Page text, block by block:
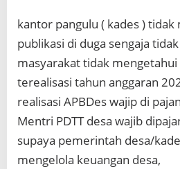
kantor pangulu ( kades ) tidak
publikasi di duga sengaja
masyarakat tidak mengetahui
terealisasi tahun anggaran
realisasi APBDes wajip di
Mentri PDTT desa wajib
supaya pemerintah desa/
mengelola keuangan desa,